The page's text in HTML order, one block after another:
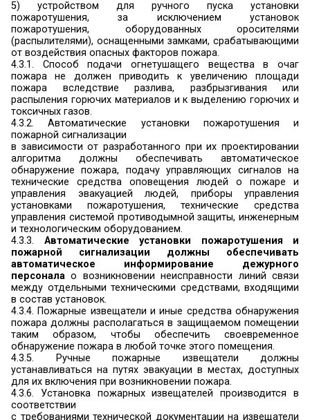
светопрозрачными конструкциями и другими
над подвесными потолками и под
Светопрозрачные конструкции в данных
стенах следует предусматривать из негорючих
Узлы пересечения указанных стен и
инженерными коммуникациями должны
материалами группы НГ (негорючие).
Данные стены и перегородки в
высотой не более 28 м допускается
ненормируемыми пределами огнестойкости.
В общественных зданиях высотой более 28 м
стены и перегородки (в том числе из
материалов) следует предусматривать
пределом огнестойкости не менее EI 45 (п.
правил СП 2.13130.2012 «Системы
защиты. Обеспечение огнестойкости
(далее – СП 2.13130.2012)).
3.14. В зданиях всех степеней
конструктивной пожарной опасности,
степени огнестойкости и зданий класса
эвакуациине допускается применять
более высокой пожарной опасностью, чем:
- Г1, В1, Д2, Т2 - для отделки стен, потолков и
подвесных потолков в вестибюлях,
лифтовых холлах;
- Г2, В2, Д3, Т3 или Г2, В3, Д2, Т2 - для
потолков и заполнения подвесных
коридорах, холлах и фойе;
- Г2, РП2, Д2, Т2 - для покрытий пола в